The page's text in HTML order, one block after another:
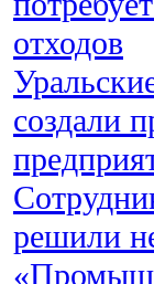
отходов
создали
решили